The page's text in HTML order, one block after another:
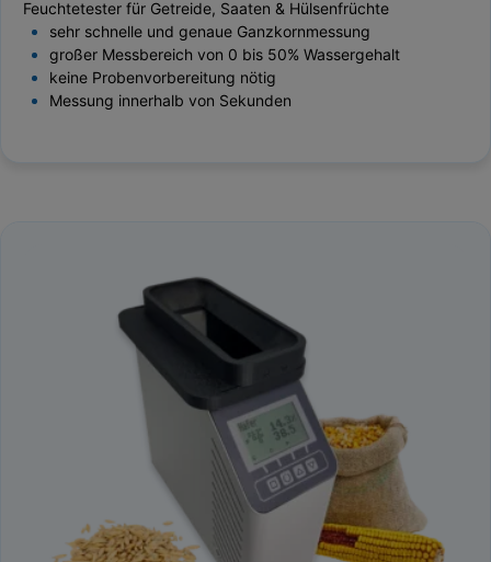
Feuchtetester für Getreide, Saaten & Hülsenfrüchte
sehr schnelle und genaue Ganzkornmessung
großer Messbereich von 0 bis 50% Wassergehalt
keine Probenvorbereitung nötig
Messung innerhalb von Sekunden